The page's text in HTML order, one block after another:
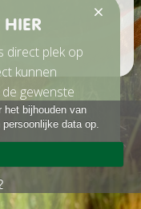
het bijhouden van
data op.
HIER
direct plek op
kunnen
gewenste